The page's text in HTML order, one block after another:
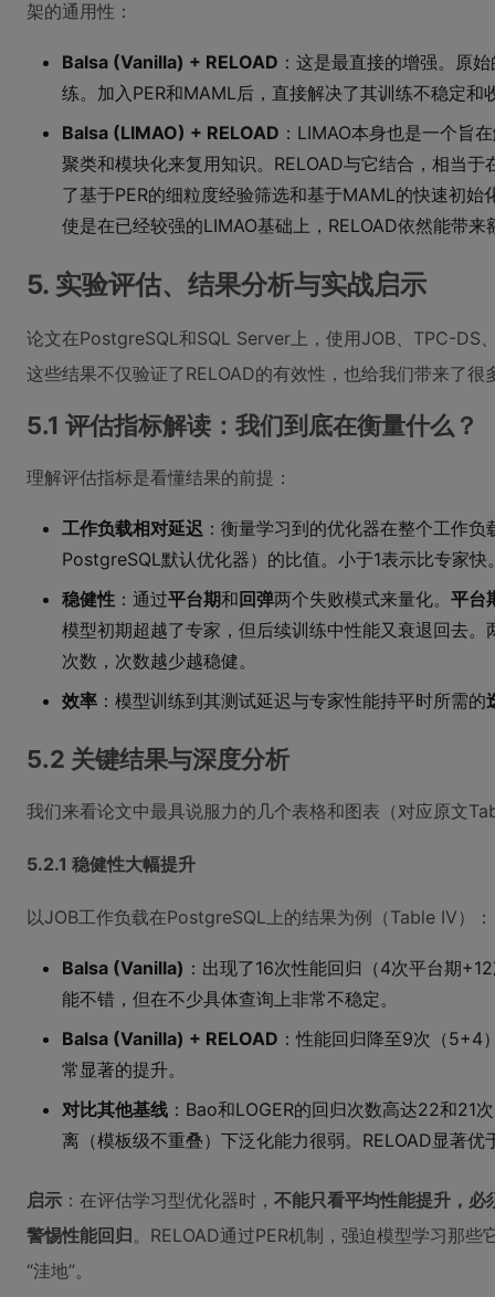
架的通用性：
Balsa (Vanilla) + RELOAD ：这是最直接的增强。原
练。加入PER和MAML后，直接解决了其训练不稳定和
Balsa (LIMAO) + RELOAD ：LIMAO本身也是一个旨
聚类和模块化来复用知识。RELOAD与它结合，相当
了基于PER的细粒度经验筛选和基于MAML的快速初
使是在已经较强的LIMAO基础上，RELOAD依然能带来
5. 实验评估、结果分析与实战启示
论文在PostgreSQL和SQL Server上，使用JOB、TPC-DS
这些结果不仅验证了RELOAD的有效性，也给我们带来了很
5.1 评估指标解读：我们到底在衡量什么？
理解评估指标是看懂结果的前提：
工作负载相对延迟 ：衡量学习到的优化器在整个工作
PostgreSQL默认优化器）的比值。小于1表示比专家快
稳健性 ：通过平台期和 回弹两个失败模式来量化。 平台
模型初期超越了专家，但后续训练中性能又衰退回去
次数，次数越少越稳健。
效率 ：模型训练到其测试延迟与专家性能持平时所需的
5.2 关键结果与深度分析
我们来看论文中最具说服力的几个表格和图表（对应原文
5.2.1 稳健性大幅提升
以JOB工作负载在PostgreSQL上的结果为例（Table IV）：
Balsa (Vanilla) ：出现了16次性能回归（4次平台期
能不错，但在不少具体查询上非常不稳定。
Balsa (Vanilla) + RELOAD ：性能回归降至9次（5+4
常显著的提升。
对比其他基线 ：Bao和LOGER的回归次数高达22和21
离（模板级不重叠）下泛化能力很弱。RELOAD显著优
启示 ：在评估学习型优化器时， 不能只看平均性能提升，必
警惕性能回归。RELOAD通过PER机制，强迫模型学习那些
“洼地”。